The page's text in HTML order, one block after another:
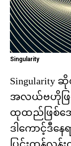
Singularity
Singularity
အလယ်ဗဟိုဖြ
ထုထည်ဖြစ်အ
ဒါကောင့်ဒီ